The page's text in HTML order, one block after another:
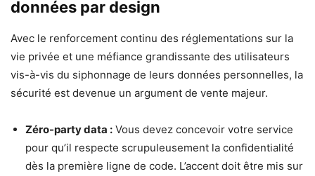
données par design
Avec le renforcement continu des réglementations sur la
vie privée et une méfiance grandissante des utilisateurs
vis-à-vis du siphonnage de leurs données personnelles, la
sécurité est devenue un argument de vente majeur.
Zéro-party data : Vous devez concevoir votre service
pour qu’il respecte scrupuleusement la confidentialité
dès la première ligne de code. L’accent doit être mis sur